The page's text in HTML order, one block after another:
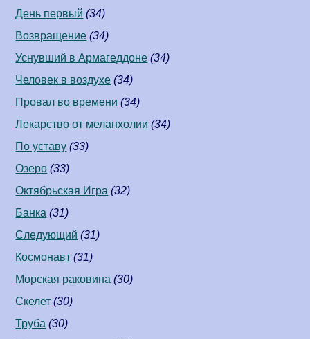
День первый (34)
Возвращение (34)
Уснувший в Армагеддоне (34)
Человек в воздухе (34)
Провал во времени (34)
Лекарство от меланхолии (34)
По уставу (33)
Озеро (33)
Октябрьская Игра (32)
Банка (31)
Следующий (31)
Космонавт (31)
Морская раковина (30)
Скелет (30)
Труба (30)